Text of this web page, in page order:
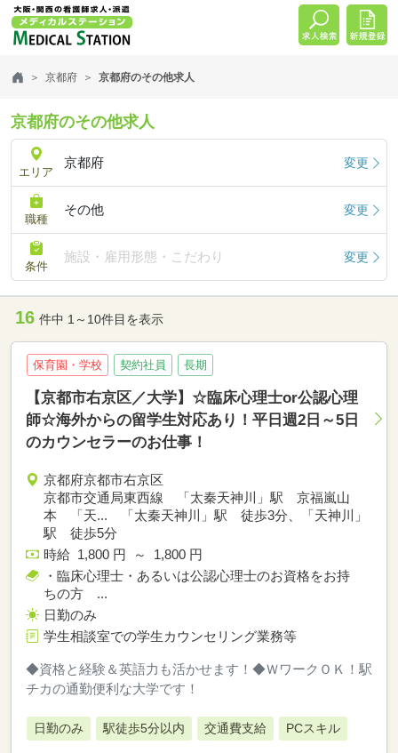
京都府 京都府のその他求人
京都府のその他求人
エリア
京都府 変更
職種
その他 変更
条件
施設・雇用形態・こだわり 変更
16 件中 1～10件目を表示
保育園・学校 契約社員 長期
【京都市右京区／大学】☆臨床心理士or公認心理
師☆海外からの留学生対応あり！平日週2日～5日
のカウンセラーのお仕事！
京都府京都市右京区
京都市交通局東西線 「太秦天神川」駅 京福嵐山
本 「天... 「太秦天神川」駅 徒歩3分、「天神川」
駅 徒歩5分
時給 1,800 円 ～ 1,800 円
・臨床心理士・あるいは公認心理士のお資格をお持
ちの方 ...
日勤のみ
学生相談室での学生カウンセリング業務等
◆資格と経験＆英語力も活かせます！◆ＷワークＯＫ！駅
チカの通勤便利な大学です！
日勤のみ 駅徒歩5分以内 交通費支給 PCスキル